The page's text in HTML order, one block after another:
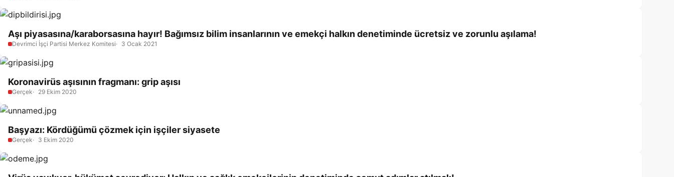
Aşı piyasasına/karaborsasına hayır! Bağımsız bilim insanlarının ve emekçi halkın denetiminde ücretsiz ve zorunlu aşılama!
Devrimci İşçi Partisi Merkez Komitesi 3 Ocak 2021
Koronavirüs aşısının fragmanı: grip aşısı
Gerçek 29 Ekim 2020
Başyazı: Kördüğümü çözmek için işçiler siyasete
Gerçek 3 Ekim 2020